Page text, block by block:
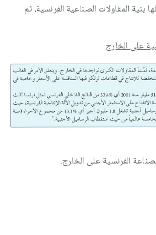
بنية المقاولات الصناعية الفرنسية، ثم
الفرنسية على الخارج.